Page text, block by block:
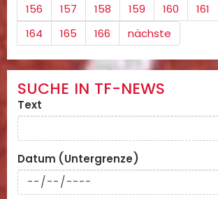
156
157 158 159 160 161
164
165 166 nächste
SUCHE IN TF-NEWS
Text
Datum (Untergrenze)